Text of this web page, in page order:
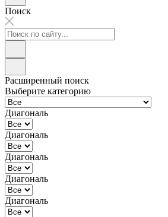
Поиск
Расширенный поиск
Выберите категорию
Диагональ
Диагональ
Диагональ
Диагональ
Диагональ